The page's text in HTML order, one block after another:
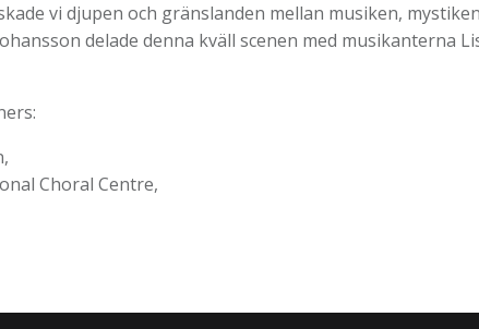
vi djupen och gränslanden mellan musiken,
delade denna kväll scenen med musikanterna
Choral Centre,